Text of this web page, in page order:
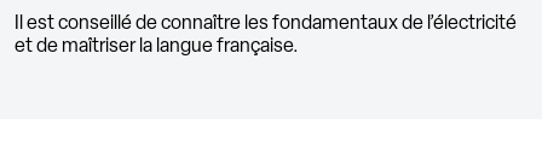
Il est conseillé de connaître les fondamentaux de l’électricité
et de maîtriser la langue française.